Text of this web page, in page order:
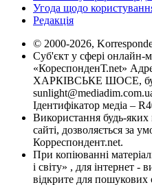
Угода щодо
Редакція
© 2000-2026,
Суб'єкт у сфері онлайн-
«КореспонденТ.net»
ХАРКІВСЬКЕ ШОСЕ,
Ідентифікатор медіа –
Використання будь-яких
сайті, дозволяється за
Корреспондент.net.
При копіюванні
і світу» , для інтернет -
відкрите для пошукових